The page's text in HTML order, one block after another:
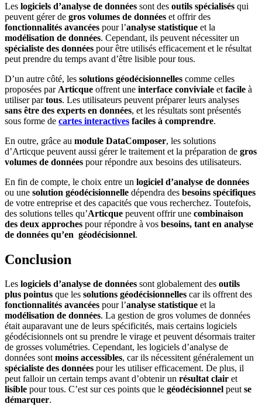
Les logiciels d’analyse de données sont des outils spécialisés qui
peuvent gérer de gros volumes de données et offrir des
fonctionnalités avancées pour l’analyse statistique et la
modélisation de données. Cependant, ils peuvent nécessiter un
spécialiste des données pour être utilisés efficacement et le résultat
peut prendre du temps avant d’être lisible pour tous.
D’un autre côté, les solutions géodécisionnelles comme celles
proposées par Articque offrent une interface conviviale et facile à
utiliser partous. Les utilisateurs peuvent préparer leurs analyses
sans être des experts en données, et les résultats sont présentés
sous forme de cartes interactives faciles à comprendre.
En outre, grâce au module DataComposer, les solutions
d’Articque peuvent aussi gérer le traitement et la préparation de gros
volumes de données pour répondre aux besoins des utilisateurs.
En fin de compte, le choix entre un logiciel d’analyse de données
ou une solution géodécisionnelle dépendra des besoins spécifiques
de votre entreprise et des capacités que vous recherchez. Toutefois,
des solutions telles qu’Articque peuvent offrir une combinaison
des deux approches pour répondre à vos besoins, tant en analyse
de données qu’en géodécisionnel.
Conclusion
Les logiciels d’analyse de données sont globalement des outils
plus pointus que les solutions géodécisionnelles car ils offrent des
fonctionnalités avancées pour l’analyse statistique et la
modélisation de données. La gestion de gros volumes de données
était auparavant une de leurs spécificités, mais certains logiciels
géodécisionnels ont su prendre le virage et peuvent désormais traiter
de grosses volumétries. Cependant, les logiciels d’analyse de
données sontmoins accessibles, car ils nécessitent généralement un
spécialiste des données pour les utiliser efficacement. De plus, il
peut falloir un certain temps avant d’obtenir un résultat clair et
lisible pour tous. C’est sur ces points que le géodécisionnel peutse
démarquer.